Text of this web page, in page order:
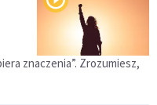
znaczenia”. Zrozumiesz,